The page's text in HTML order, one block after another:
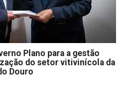
Plano para a gestão
do setor vitivinícola da
Douro